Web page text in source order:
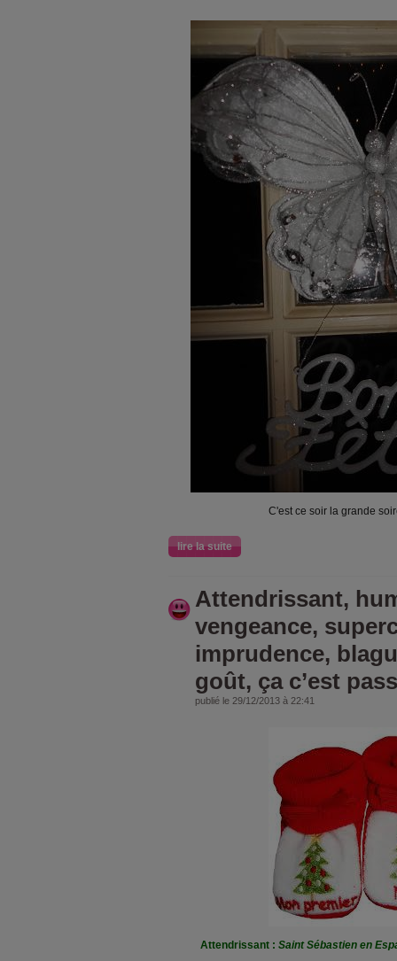
C'est ce soir la grande
lire la suite
Attendrissant,
vengeance,
imprudence,
goût, ça c’est
publié le 29/12/2013 à 22:41
Attendrissant : Saint Sébastien en